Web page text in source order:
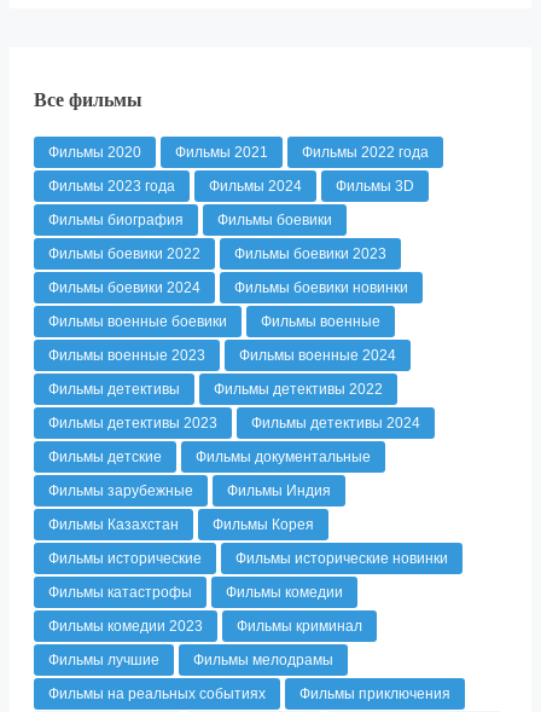
Все фильмы
Фильмы 2020 Фильмы 2021
Фильмы 2022 года
Фильмы 2023 года
Фильмы 2024
Фильмы 3D
Фильмы биография
Фильмы боевики
Фильмы боевики 2022
Фильмы боевики 2023
Фильмы боевики 2024
Фильмы боевики новинки
Фильмы военные боевики
Фильмы военные
Фильмы военные 2023
Фильмы военные 2024
Фильмы детективы
Фильмы детективы 2022
Фильмы детективы 2023
Фильмы детективы 2024
Фильмы детские
Фильмы документальные
Фильмы зарубежные
Фильмы Индия
Фильмы Казахстан
Фильмы Корея
Фильмы исторические
Фильмы исторические новинки
Фильмы катастрофы
Фильмы комедии
Фильмы комедии 2023
Фильмы криминал
Фильмы лучшие
Фильмы мелодрамы
Фильмы на реальных событиях
Фильмы приключения